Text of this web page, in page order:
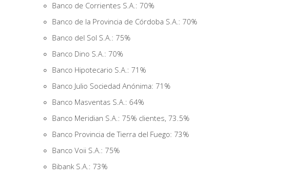
Banco de Corrientes S.A.: 70%
Banco de la Provincia de Córdoba S.A.: 70%
Banco del Sol S.A.: 75%
Banco Dino S.A.: 70%
Banco Hipotecario S.A.: 71%
Banco Julio Sociedad Anónima: 71%
Banco Masventas S.A.: 64%
Banco Meridian S.A.: 75% clientes, 73.5%
Banco Provincia de Tierra del Fuego: 73%
Banco Voii S.A.: 75%
Bibank S.A.: 73%